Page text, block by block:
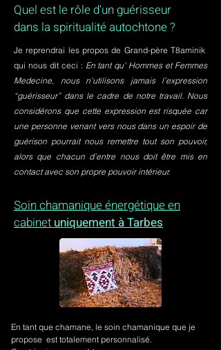
Quel est le rôle d'un guérisseur
dans la spiritualité autochtone ?
Je reprendrai les propos de Grand-père T8aminik
qui nous dit ceci : En tant qu' Hommes et Femmes
Medecine, nous n'utilisons jamais l’expression
“guérisseur” dans le cadre de notre travail. Nous
considérons que cette expression est risquée car
une personne venant vers nous dans un espoir de
guérison pourrait nous remettre tout son pouvoir,
alors que chacun d’entre nous doit être mis en
contact avec son propre pouvoir intérieur.
Soin chamanique énergétique en
cabinet uniquement à Tarbes
En tant que chamane, le soin chamanique que je
propose est totalement personnalisé.